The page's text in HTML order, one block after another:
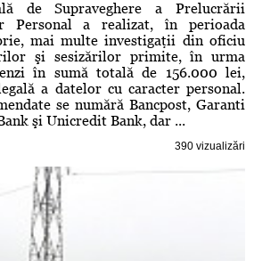
de Supraveghere a Prelucrării
Personal a realizat, în perioada
mai multe investigaţii din oficiu
şi sesizărilor primite, în urma
în sumă totală de 156.000 lei,
a datelor cu caracter personal.
se numără Bancpost, Garanti
şi Unicredit Bank, dar ...
390 vizualizări